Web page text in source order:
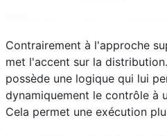
Contrairement à l'approche
met l'accent sur la
possède une logique qui lui
dynamiquement le contrôle à
Cela permet une exécution